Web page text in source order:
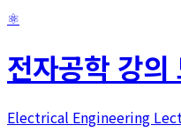
⚛
전자공학 강의
Electrical Engineering